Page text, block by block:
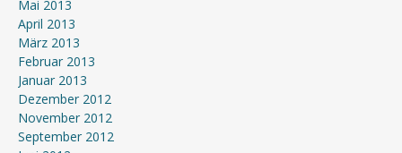
Mai 2013
April 2013
März 2013
Februar 2013
Januar 2013
Dezember 2012
November 2012
September 2012